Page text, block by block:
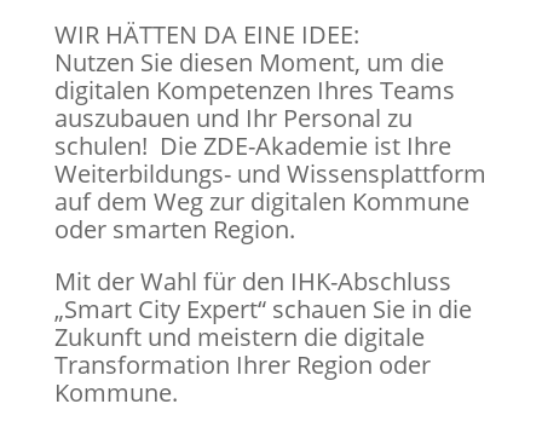
WIR HÄTTEN DA EINE IDEE:
Nutzen Sie diesen Moment, um die
digitalen Kompetenzen Ihres Teams
auszubauen und Ihr Personal zu
schulen! Die ZDE-Akademie ist Ihre
Weiterbildungs- und Wissensplattform
auf dem Weg zur digitalen Kommune
oder smarten Region.
Mit der Wahl für den IHK-Abschluss
„Smart City Expert“ schauen Sie in die
Zukunft und meistern die digitale
Transformation Ihrer Region oder
Kommune.